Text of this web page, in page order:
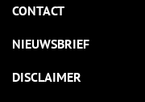
CONTACT
NIEUWSBRIEF
DISCLAIMER